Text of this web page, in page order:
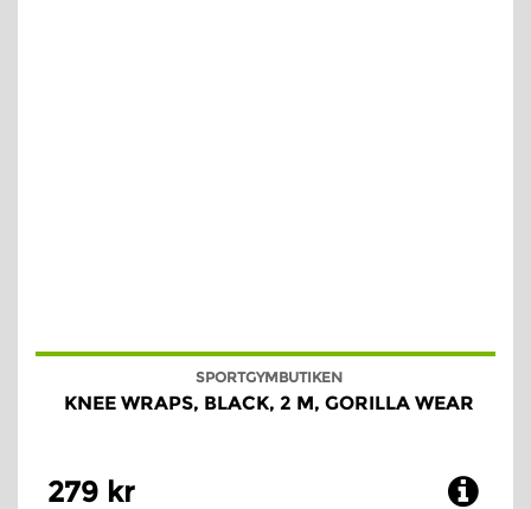
SPORTGYMBUTIKEN
KNEE WRAPS, BLACK, 2 M, GORILLA WEAR
279 kr